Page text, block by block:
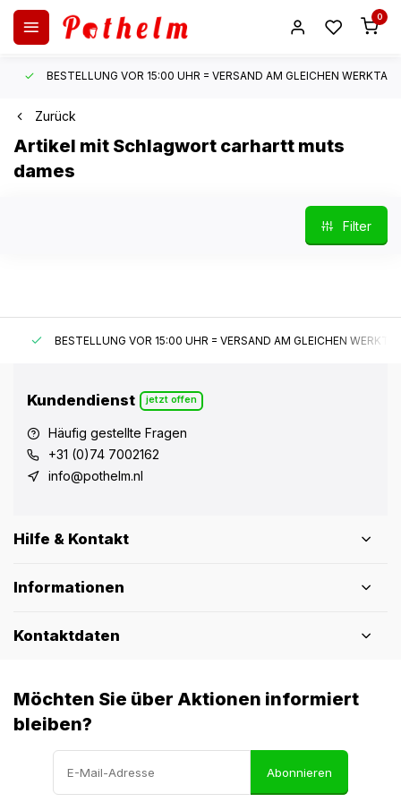
0
BESTELLUNG VOR 15:00 UHR = VERSAND AM GLEICHEN WERKTAG*
Zurück
Artikel mit Schlagwort carhartt muts
dames
Filter
BESTELLUNG VOR 15:00 UHR = VERSAND AM GLEICHEN WERKTAG*
Kundendienst jetzt offen
Häufig gestellte Fragen
+31 (0)74 7002162
info@pothelm.nl
Hilfe & Kontakt
Informationen
Kontaktdaten
Möchten Sie über Aktionen informiert
bleiben?
Abonnieren